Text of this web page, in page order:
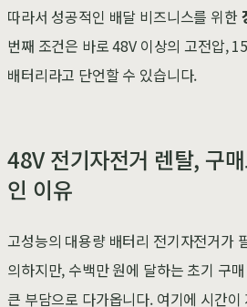
따라서 성공적인 배달 비즈니스를 위한
번째 조건은 바로 48V 이상의 고전압,
배터리라고 단언할 수 있습니다.
48V 전기자전거 렌탈, 구
인 이유
고성능의 대용량 배터리 전기자전거가
의하지만, 수백만 원에 달하는 초기 구
큰 부담으로 다가옵니다. 여기에 시간